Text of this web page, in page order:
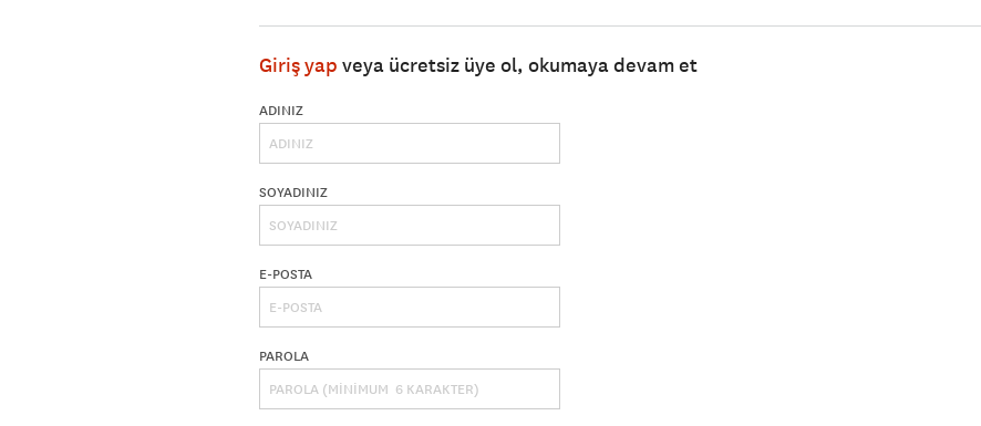
Giriş yap veya ücretsiz üye ol, okumaya devam et
ADINIZ
SOYADINIZ
E-POSTA
PAROLA